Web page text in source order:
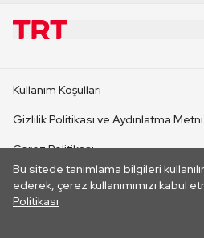
Bu sitede tanımlama bilgileri
ederek, çerez kullanımımızı kabul
Politikası
CANLI YAYINLAR
Kullanım Koşulları
Gizlilik Politikası ve Aydınlatma Metni
Çerez Politikası
İletişim
Her hakkı saklıdır. ©2026 TRT.